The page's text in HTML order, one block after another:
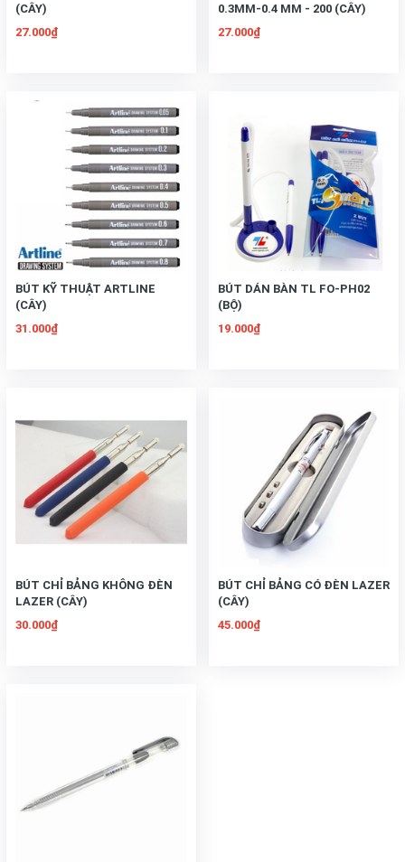
(CÂY)
27.000₫
0.3MM-0.4 MM - 200 (CÂY)
27.000₫
BÚT KỸ THUẬT ARTLINE
(CÂY)
31.000₫
BÚT DÁN BÀN TL FO-PH02
(BỘ)
19.000₫
BÚT CHỈ BẢNG KHÔNG ĐÈN
LAZER (CÂY)
30.000₫
BÚT CHỈ BẢNG CÓ ĐÈN LAZER
(CÂY)
45.000₫